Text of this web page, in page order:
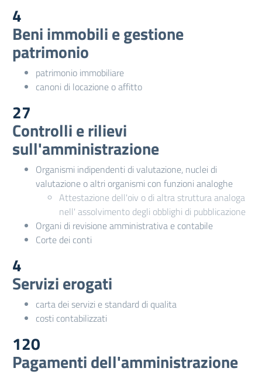
4
Beni immobili e gestione
patrimonio
patrimonio immobiliare
canoni di locazione o affitto
27
Controlli e rilievi
sull'amministrazione
Organismi indipendenti di valutazione, nuclei di
valutazione o altri organismi con funzioni analoghe
Attestazione dell'oiv o di altra struttura analoga
nell' assolvimento degli obblighi di pubblicazione
Organi di revisione amministrativa e contabile
Corte dei conti
4
Servizi erogati
carta dei servizi e standard di qualita
costi contabilizzati
120
Pagamenti dell'amministrazione